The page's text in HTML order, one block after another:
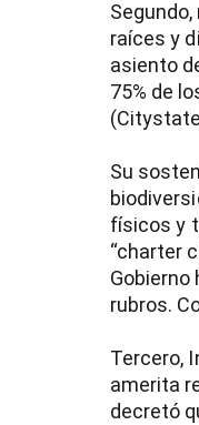
raíces y
asiento
75% de
Su
físicos y
“charter
rubros.
Tercero,
amerita
decretó